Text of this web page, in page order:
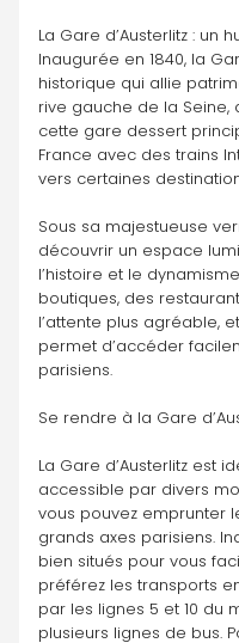
La Gare d’Austerlitz : un
Inaugurée en 1840, la
historique qui allie
rive gauche de la Seine,
cette gare dessert
France avec des trains
vers certaines
Sous sa majestueuse
découvrir un espace
l’histoire et le
boutiques, des
l’attente plus agréable,
permet d’accéder
parisiens.
Se rendre à la Gare
La Gare d’Austerlitz est
accessible par divers
vous pouvez emprunter
grands axes parisiens.
bien situés pour vous
préférez les transports
par les lignes 5 et 10 du
plusieurs lignes de bus.